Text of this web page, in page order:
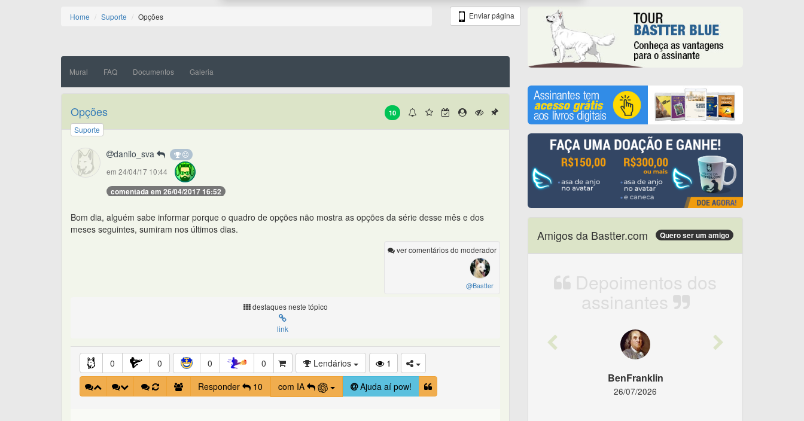
Home Suporte Opções Enviar página
Mural FAQ Documentos Galeria
10
Opções
Suporte
danilo_sva
em 24/04/17 10:44
comentada em 26/04/2017 16:52
Bom dia, alguém sabe informar porque o quadro de opções não mostra as opções da série desse mês e dos
meses seguintes, sumiram nos últimos dias.
ver comentários do moderador
@Bastter
destaques neste tópico
link
0 0 0 0 Lendários
1
Responder
10 com IA Ajuda aí pow!
Amigos da Bastter.com Quero ser um amigo
Depoimentos dos
assinantes
Previous
BenFranklin
26/07/2026